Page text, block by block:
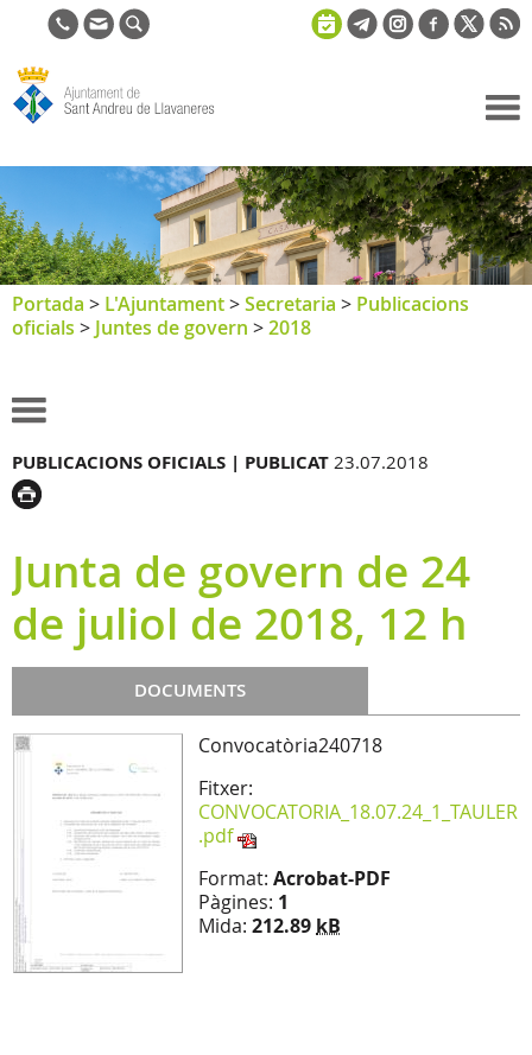
de Sant
Andreu de
Llavaneres
Portada > L'Ajuntament>Secretaria > Publicacions
oficials > Juntes de govern >2018
PUBLICACIONS OFICIALS | PUBLICAT 23.07.2018
Junta de govern de 24
de juliol de 2018, 12 h
DOCUMENTS
Convocatòria240718
Fitxer:
CONVOCATORIA_18.07.24_1_TAULER
.pdf
Format: Acrobat-PDF
Pàgines: 1
Mida: 212.89 kB